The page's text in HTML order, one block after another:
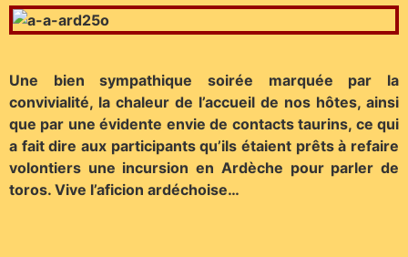
Une bien sympathique soirée marquée par la
convivialité, la chaleur de l’accueil de nos hôtes, ainsi
que par une évidente envie de contacts taurins, ce qui
a fait dire aux participants qu’ils étaient prêts à refaire
volontiers une incursion en Ardèche pour parler de
toros. Vive l’aficion ardéchoise…